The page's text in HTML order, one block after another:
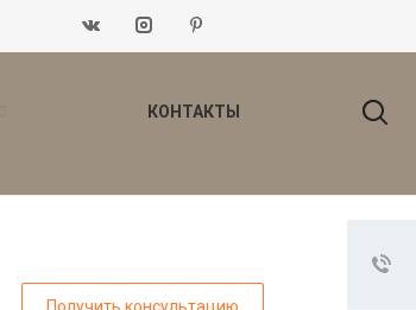
КОНТАКТЫ